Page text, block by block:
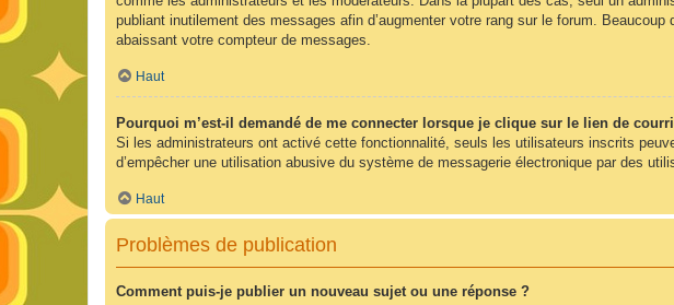
publiant inutilement des messages afin d’augmenter votre rang sur le forum.
abaissant votre compteur de messages.
Haut
Pourquoi m’est-il demandé de me connecter lorsque je clique sur le lien de
Si les administrateurs ont activé cette fonctionnalité, seuls les utilisateurs inscrits
d’empêcher une utilisation abusive du système de messagerie électronique par des
Haut
Problèmes de publication
Comment puis-je publier un nouveau sujet ou une réponse ?